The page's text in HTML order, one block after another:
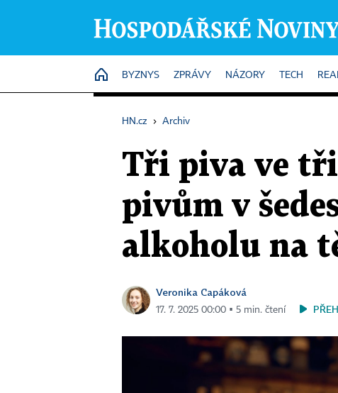
HOME
BYZNYS ZPRÁVY NÁZORY TECH
HN.cz › Archiv
Tři piva ve
pivům v
alkoholu na
Veronika Capáková
17. 7. 2025 00:00 ▪ 5 min. čtení